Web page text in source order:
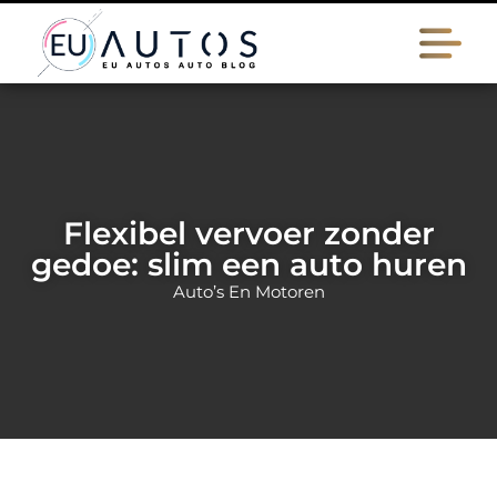
Flexibel vervoer zonder
gedoe: slim een auto huren
Auto’s En Motoren